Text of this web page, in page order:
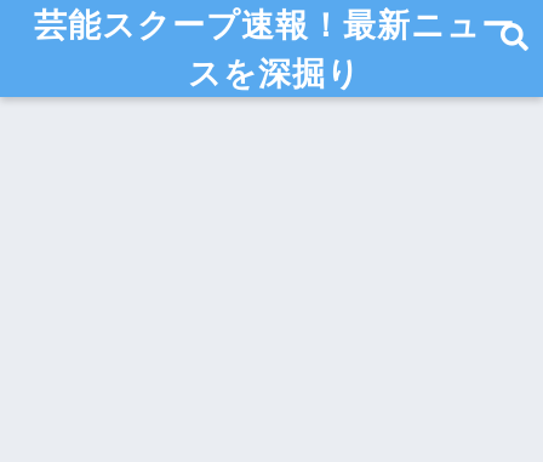
芸能スクープ速報！最新ニュー
スを深掘り